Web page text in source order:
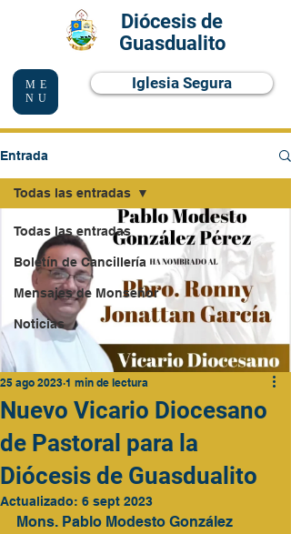
Diócesis de
Guasdualito
Iglesia Segura
ME
NU
Entrada
Todas las entradas
Boletín de Cancillería
Mensajes de Monseñor
Noticias
Todas las entradas
Nuevo Vicario Diocesano
de Pastoral para la
Diócesis de Guasdualito
25 ago 2023 1 min de lectura
Actualizado: 6 sept 2023
Mons. Pablo Modesto González